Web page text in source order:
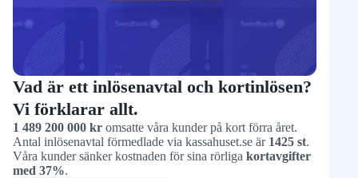
Vad är ett inlösenavtal och kortinlösen?
Vi förklarar allt.
1 489 200 000 kr omsatte våra kunder på kort förra året.
Antal inlösenavtal förmedlade via kassahuset.se är 1425 st.
Våra kunder sänker kostnaden för sina rörliga kortavgifter
med 37%.